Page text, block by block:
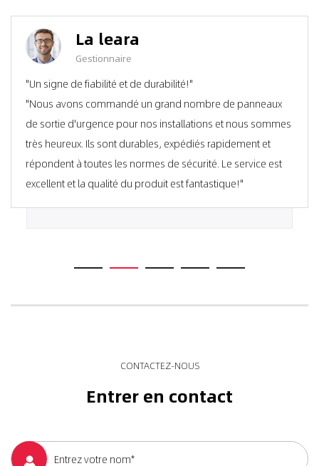
La leara
Gestionnaire
"Un signe de fiabilité et de durabilité!"
"Nous avons commandé un grand nombre de panneaux
de sortie d'urgence pour nos installations et nous sommes
très heureux. Ils sont durables, expédiés rapidement et
répondent à toutes les normes de sécurité. Le service est
excellent et la qualité du produit est fantastique!"
CONTACTEZ-NOUS
Entrer en contact